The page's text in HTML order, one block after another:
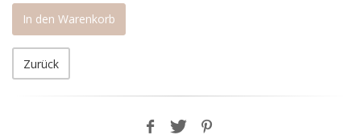
In den Warenkorb
Zurück